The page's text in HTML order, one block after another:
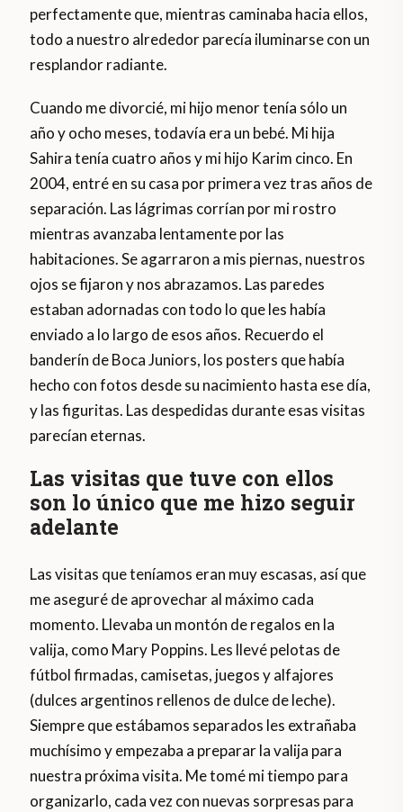
perfectamente que, mientras caminaba hacia ellos,
todo a nuestro alrededor parecía iluminarse con un
resplandor radiante.
Cuando me divorcié, mi hijo menor tenía sólo un
año y ocho meses, todavía era un bebé. Mi hija
Sahira tenía cuatro años y mi hijo Karim cinco. En
2004, entré en su casa por primera vez tras años de
separación. Las lágrimas corrían por mi rostro
mientras avanzaba lentamente por las
habitaciones. Se agarraron a mis piernas, nuestros
ojos se fijaron y nos abrazamos. Las paredes
estaban adornadas con todo lo que les había
enviado a lo largo de esos años. Recuerdo el
banderín de Boca Juniors, los posters que había
hecho con fotos desde su nacimiento hasta ese día,
y las figuritas. Las despedidas durante esas visitas
parecían eternas.
Las visitas que tuve con ellos
son lo único que me hizo seguir
adelante
Las visitas que teníamos eran muy escasas, así que
me aseguré de aprovechar al máximo cada
momento. Llevaba un montón de regalos en la
valija, como Mary Poppins. Les llevé pelotas de
fútbol firmadas, camisetas, juegos y alfajores
(dulces argentinos rellenos de dulce de leche).
Siempre que estábamos separados les extrañaba
muchísimo y empezaba a preparar la valija para
nuestra próxima visita. Me tomé mi tiempo para
organizarlo, cada vez con nuevas sorpresas para